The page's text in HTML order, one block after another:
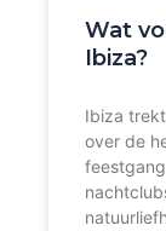
Wat
Ibiza?
Ibiza
over de